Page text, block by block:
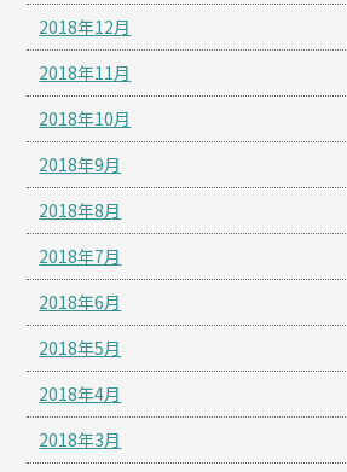
2018年12月
2018年11月
2018年10月
2018年9月
2018年8月
2018年7月
2018年6月
2018年5月
2018年4月
2018年3月